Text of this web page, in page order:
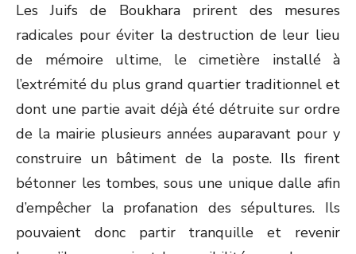
Les Juifs de Boukhara prirent des mesures
radicales pour éviter la destruction de leur lieu
de mémoire ultime, le cimetière installé à
l’extrémité du plus grand quartier traditionnel et
dont une partie avait déjà été détruite sur ordre
de la mairie plusieurs années auparavant pour y
construire un bâtiment de la poste. Ils firent
bétonner les tombes, sous une unique dalle afin
d’empêcher la profanation des sépultures. Ils
pouvaient donc partir tranquille et revenir